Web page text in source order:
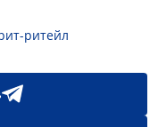
ритейл